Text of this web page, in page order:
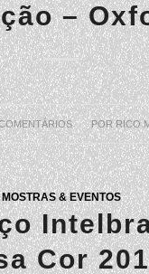
–
/ PORRICO
MOSTRAS & EVENTOS
Cor